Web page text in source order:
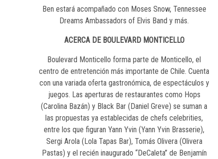
Ben estará acompañado con Moses Snow, Tennessee
Dreams Ambassadors of Elvis Band y más.
ACERCA DE BOULEVARD MONTICELLO
Boulevard Monticello forma parte de Monticello, el
centro de entretención más importante de Chile. Cuenta
con una variada oferta gastronómica, de espectáculos y
juegos. Las aperturas de restaurantes como Hops
(Carolina Bazán) y Black Bar (Daniel Greve) se suman a
las propuestas ya establecidas de chefs celebrities,
entre los que figuran Yann Yvin (Yann Yvin Brasserie),
Sergi Arola (Lola Tapas Bar), Tomás Olivera (Olivera
Pastas) y el recién inaugurado “DeCaleta” de Benjamín